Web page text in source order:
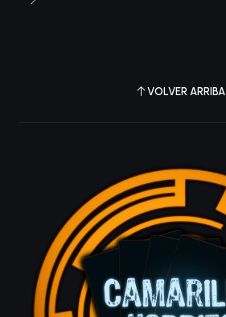
VOLVER ARRIBA